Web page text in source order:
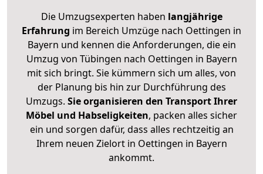
Die Umzugsexperten haben langjährige
Erfahrung im Bereich Umzüge nach Oettingen in
Bayern und kennen die Anforderungen, die ein
Umzug von Tübingen nach Oettingen in Bayern
mit sich bringt. Sie kümmern sich um alles, von
der Planung bis hin zur Durchführung des
Umzugs. Sie organisieren den Transport Ihrer
Möbel und Habseligkeiten, packen alles sicher
ein und sorgen dafür, dass alles rechtzeitig an
Ihrem neuen Zielort in Oettingen in Bayern
ankommt.